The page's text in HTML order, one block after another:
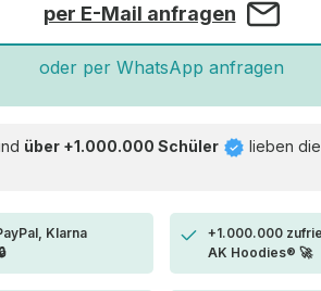
per E-Mail anfragen
oder per WhatsApp anfragen
über +1.000.000 Schüler lieben die
Klarna
+1.000.000
AK Hoodies® 🚀